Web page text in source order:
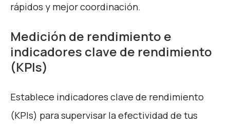
rápidos y mejor coordinación.
Medición de rendimiento e
indicadores clave de rendimiento
(KPIs)
Establece indicadores clave de rendimiento
(KPIs) para supervisar la efectividad de tus